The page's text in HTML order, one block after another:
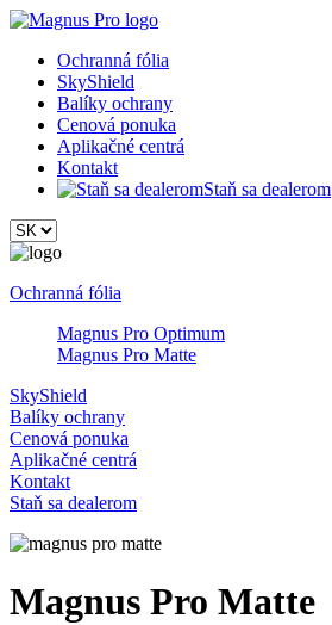
Ochranná fólia
SkyShield
Balíky ochrany
Cenová ponuka
Aplikačné centrá
Kontakt
Staň sa dealerom
Ochranná fólia
Magnus Pro Optimum
Magnus Pro Matte
SkyShield
Balíky ochrany
Cenová ponuka
Aplikačné centrá
Kontakt
Staň sa dealerom
Magnus Pro Matte